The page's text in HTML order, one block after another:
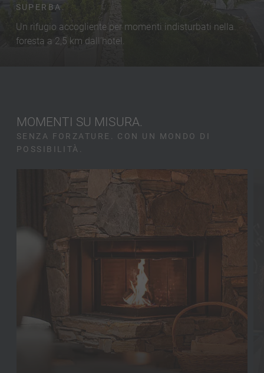
SUPERBA.
Un rifugio accogliente per momenti indisturbati nella
foresta a 2,5 km dall’hotel.
MOMENTI SU MISURA.
SENZA FORZATURE. CON UN MONDO DI
POSSIBILITÀ.